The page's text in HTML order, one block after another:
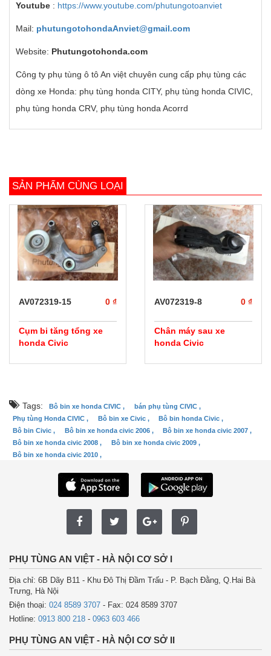
Youtube : https://www.youtube.com/phutungotoanviet
Mail: phutungotohondaAnviet@gmail.com
Website: Phutungotohonda.com
Công ty phụ tùng ô tô An việt chuyên cung cấp phụ tùng các
dòng xe Honda: phụ tùng honda CITY, phụ tùng honda CIVIC,
phụ tùng honda CRV, phụ tùng honda Acorrd
SẢN PHẨM CÙNG LOẠI
AV072319-15 0 ₫
Cụm bi tăng tổng xe
honda Civic
AV072319-8 0 ₫
Chân máy sau xe
honda Civic
prev next
Tags: Bô bin xe honda CIVIC ,
bán phụ tùng CIVIC ,
Phụ tùng Honda CIVIC ,
Bô bin xe Civic ,
Bô bin honda Civic ,
Bô bin Civic ,
Bô bin xe honda civic 2006 ,
Bô bin xe honda civic 2007 ,
Bô bin xe honda civic 2008 ,
Bô bin xe honda civic 2009 ,
Bô bin xe honda civic 2010 ,
PHỤ TÙNG AN VIỆT - HÀ NỘI CƠ SỞ I
Địa chỉ: 6B Dãy B11 - Khu Đô Thị Đầm Trấu - P. Bạch Đằng, Q.Hai Bà
Trưng, Hà Nội
Điện thoại: 024 8589 3707 - Fax: 024 8589 3707
Hotline: 0913 800 218 - 0963 603 466
PHỤ TÙNG AN VIỆT - HÀ NỘI CƠ SỞ II